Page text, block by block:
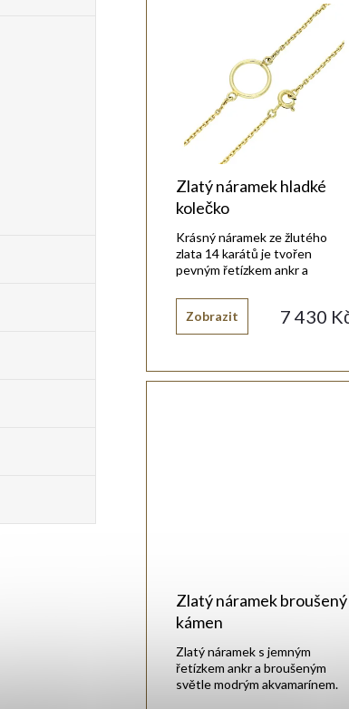
k
ů
Zlatý náramek hladké
kolečko
7 430
Zobrazit
Krásný náramek ze žlutého
zlata 14 karátů je tvořen
pevným řetízkem ankr a
Zlatý náramek broušený
kámen
Zlatý náramek s jemným
řetízkem ankr a broušeným
světle modrým akvamarínem.